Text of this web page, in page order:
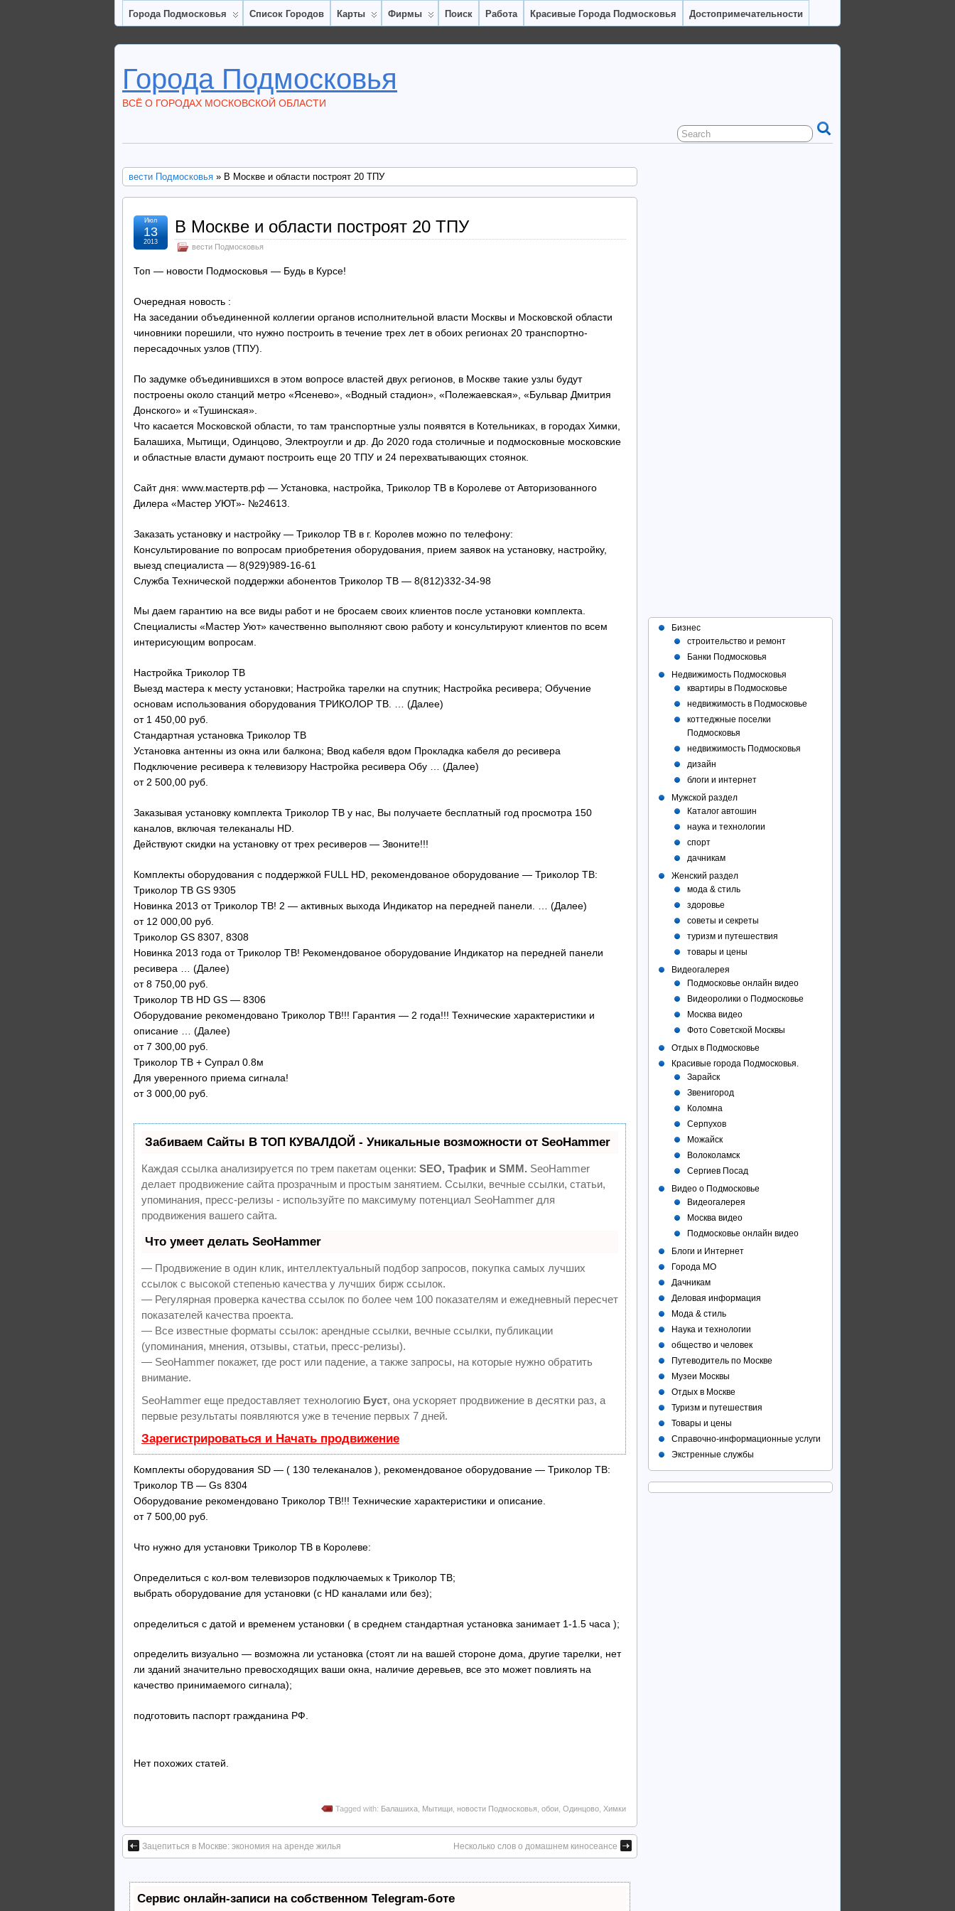
Города Подмосковья Список Городов Карты Фирмы Поиск Работа Красивые Города Подмосковья Достопримечательности
Города Подмосковья
ВСЁ О ГОРОДАХ МОСКОВСКОЙ ОБЛАСТИ
вести Подмосковья » В Москве и области построят 20 ТПУ
В Москве и области построят 20 ТПУ
вести Подмосковья
Июл
13
2013
Топ — новости Подмосковья — Будь в Курсе!
Очередная новость :
На заседании объединенной коллегии органов исполнительной власти Москвы и Московской области
чиновники порешили, что нужно построить в течение трех лет в обоих регионах 20 транспортно-
пересадочных узлов (ТПУ).
По задумке объединившихся в этом вопросе властей двух регионов, в Москве такие узлы будут
построены около станций метро «Ясенево», «Водный стадион», «Полежаевская», «Бульвар Дмитрия
Донского» и «Тушинская».
Что касается Московской области, то там транспортные узлы появятся в Котельниках, в городах Химки,
Балашиха, Мытищи, Одинцово, Электроугли и др. До 2020 года столичные и подмосковные московские
и областные власти думают построить еще 20 ТПУ и 24 перехватывающих стоянок.
Сайт дня: www.мастертв.рф — Установка, настройка, Триколор ТВ в Королеве от Авторизованного
Дилера «Мастер УЮТ»- №24613.
Заказать установку и настройку — Триколор ТВ в г. Королев можно по телефону:
Консультирование по вопросам приобретения оборудования, прием заявок на установку, настройку,
выезд специалиста — 8(929)989-16-61
Служба Технической поддержки абонентов Триколор ТВ — 8(812)332-34-98
Мы даем гарантию на все виды работ и не бросаем своих клиентов после установки комплекта.
Специалисты «Мастер Уют» качественно выполняют свою работу и консультируют клиентов по всем
интерисующим вопросам.
Настройка Триколор ТВ
Выезд мастера к месту установки; Настройка тарелки на спутник; Настройка ресивера; Обучение
основам использования оборудования ТРИКОЛОР ТВ. … (Далее)
от 1 450,00 руб.
Стандартная установка Триколор ТВ
Установка антенны из окна или балкона; Ввод кабеля вдом Прокладка кабеля до ресивера
Подключение ресивера к телевизору Настройка ресивера Обу … (Далее)
от 2 500,00 руб.
Заказывая установку комплекта Триколор ТВ у нас, Вы получаете бесплатный год просмотра 150
каналов, включая телеканалы HD.
Действуют скидки на установку от трех ресиверов — Звоните!!!
Комплекты оборудования с поддержкой FULL HD, рекомендованое оборудование — Триколор ТВ:
Триколор ТВ GS 9305
Новинка 2013 от Триколор ТВ! 2 — активных выхода Индикатор на передней панели. … (Далее)
от 12 000,00 руб.
Триколор GS 8307, 8308
Новинка 2013 года от Триколор ТВ! Рекомендованое оборудование Индикатор на передней панели
ресивера … (Далее)
от 8 750,00 руб.
Триколор ТВ HD GS — 8306
Оборудование рекомендовано Триколор ТВ!!! Гарантия — 2 года!!! Технические характеристики и
описание … (Далее)
от 7 300,00 руб.
Триколор ТВ + Супрал 0.8м
Для уверенного приема сигнала!
от 3 000,00 руб.
Забиваем Сайты В ТОП КУВАЛДОЙ - Уникальные возможности от SeoHammer
Каждая ссылка анализируется по трем пакетам оценки: SEO, Трафик и SMM. SeoHammer
делает продвижение сайта прозрачным и простым занятием. Ссылки, вечные ссылки, статьи,
упоминания, пресс-релизы - используйте по максимуму потенциал SeoHammer для
продвижения вашего сайта.
Что умеет делать SeoHammer
— Продвижение в один клик, интеллектуальный подбор запросов, покупка самых лучших
ссылок с высокой степенью качества у лучших бирж ссылок.
— Регулярная проверка качества ссылок по более чем 100 показателям и ежедневный пересчет
показателей качества проекта.
— Все известные форматы ссылок: арендные ссылки, вечные ссылки, публикации
(упоминания, мнения, отзывы, статьи, пресс-релизы).
— SeoHammer покажет, где рост или падение, а также запросы, на которые нужно обратить
внимание.
SeoHammer еще предоставляет технологию Буст, она ускоряет продвижение в десятки раз, а
первые результаты появляются уже в течение первых 7 дней.
Зарегистрироваться и Начать продвижение
Комплекты оборудования SD — ( 130 телеканалов ), рекомендованое оборудование — Триколор ТВ:
Триколор ТВ — Gs 8304
Оборудование рекомендовано Триколор ТВ!!! Технические характеристики и описание.
от 7 500,00 руб.
Что нужно для установки Триколор ТВ в Королеве:
Определиться с кол-вом телевизоров подключаемых к Триколор ТВ;
выбрать оборудование для установки (с HD каналами или без);
определиться с датой и временем установки ( в среднем стандартная установка занимает 1-1.5 часа );
определить визуально — возможна ли установка (стоят ли на вашей стороне дома, другие тарелки, нет
ли зданий значительно превосходящих ваши окна, наличие деревьев, все это может повлиять на
качество принимаемого сигнала);
подготовить паспорт гражданина РФ.
Нет похожих статей.
Tagged with: Балашиха Мытищи новости Подмосковья обои Одинцово Химки
Зацепиться в Москве: экономия на аренде жилья Несколько слов о домашнем киносеансе
Сервис онлайн-записи на собственном Telegram-боте
Бизнес
строительство и ремонт
Банки Подмосковья
Недвижимость Подмосковья
квартиры в Подмосковье
недвижимость в Подмосковье
коттеджные поселки
Подмосковья
недвижимость Подмосковья
дизайн
блоги и интернет
Мужской раздел
Каталог автошин
наука и технологии
спорт
дачникам
Женский раздел
мода & стиль
здоровье
советы и секреты
туризм и путешествия
товары и цены
Видеогалерея
Подмосковье онлайн видео
Видеоролики о Подмосковье
Москва видео
Фото Советcкой Москвы
Отдых в Подмосковье
Красивые города Подмосковья.
Зарайск
Звенигород
Коломна
Серпухов
Можайск
Волоколамск
Сергиев Посад
Видео о Подмосковье
Видеогалерея
Москва видео
Подмосковье онлайн видео
Блоги и Интернет
Города МО
Дачникам
Деловая информация
Мода & стиль
Наука и технологии
общество и человек
Путеводитель по Москве
Музеи Москвы
Отдых в Москве
Туризм и путешествия
Товары и цены
Справочно-информационные услуги
Экстренные службы